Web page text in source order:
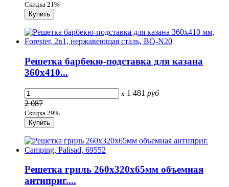
Скидка 21%
Решетка барбекю-подставка для казана
360х410...
x 1 481 руб
2 087
Скидка 29%
Решетка гриль 260х320х65мм объемная
антиприг....